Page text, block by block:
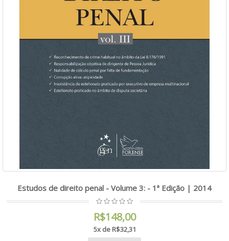
Estudos de direito penal - Volume 3: - 1ª Edição | 2014
R$148,00
5x de R$32,31